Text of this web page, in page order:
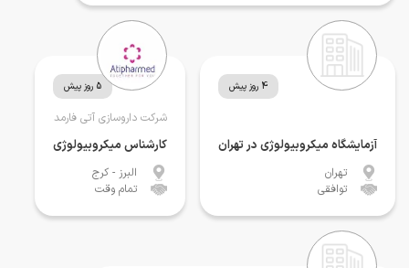
4 روز پیش
آزمایشگاه میکروبیولوژی در تهران
تهران
توافقی
5 روز پیش
شرکت داروسازی آتی فارمد
کارشناس میکروبیولوژی
البرز - کرج
تمام وقت